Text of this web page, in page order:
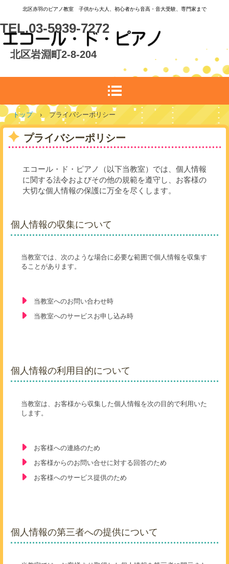
北区赤羽のピアノ教室 子供から大人、初心者から音高・音大受験、専門家まで
TEL.03-5939-7272
北区岩淵町2-8-204
トップ › プライバシーポリシー
プライバシーポリシー
エコール・ド・ピアノ（以下当教室）では、個人情報
に関する法令およびその他の規範を遵守し、お客様の
大切な個人情報の保護に万全を尽くします。
個人情報の収集について
当教室では、次のような場合に必要な範囲で個人情報を収集す
ることがあります。
当教室へのお問い合わせ時
当教室へのサービスお申し込み時
個人情報の利用目的について
当教室は、お客様から収集した個人情報を次の目的で利用いた
します。
お客様への連絡のため
お客様からのお問い合せに対する回答のため
お客様へのサービス提供のため
個人情報の第三者への提供について